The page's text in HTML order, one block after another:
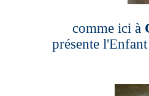
comme ici à
présente l'Enfant